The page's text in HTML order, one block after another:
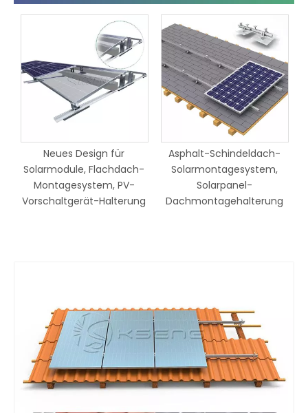
Asphalt-Schindeldach-
Solarmontagesystem,
Solarpanel-
Dachmontagehalterung
Verstellbare Winkel-
Sonnenkollektor-
Neigungshalterungen,
Aluminiumrahmen, PV-